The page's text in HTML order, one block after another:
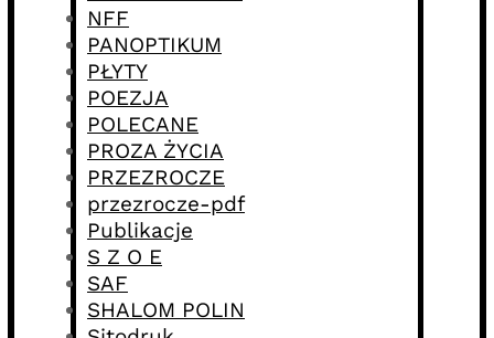
NFF
PANOPTIKUM
PŁYTY
POEZJA
POLECANE
PROZA ŻYCIA
PRZEZROCZE
przezrocze-pdf
Publikacje
S Z O E
SAF
SHALOM POLIN